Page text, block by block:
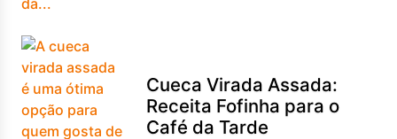
Cueca Virada Assada:
Receita Fofinha para o
Café da Tarde